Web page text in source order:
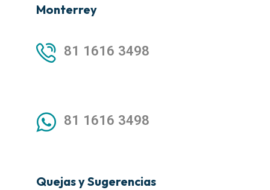
Monterrey
81 1616 3498
81 1616 3498
Quejas y Sugerencias